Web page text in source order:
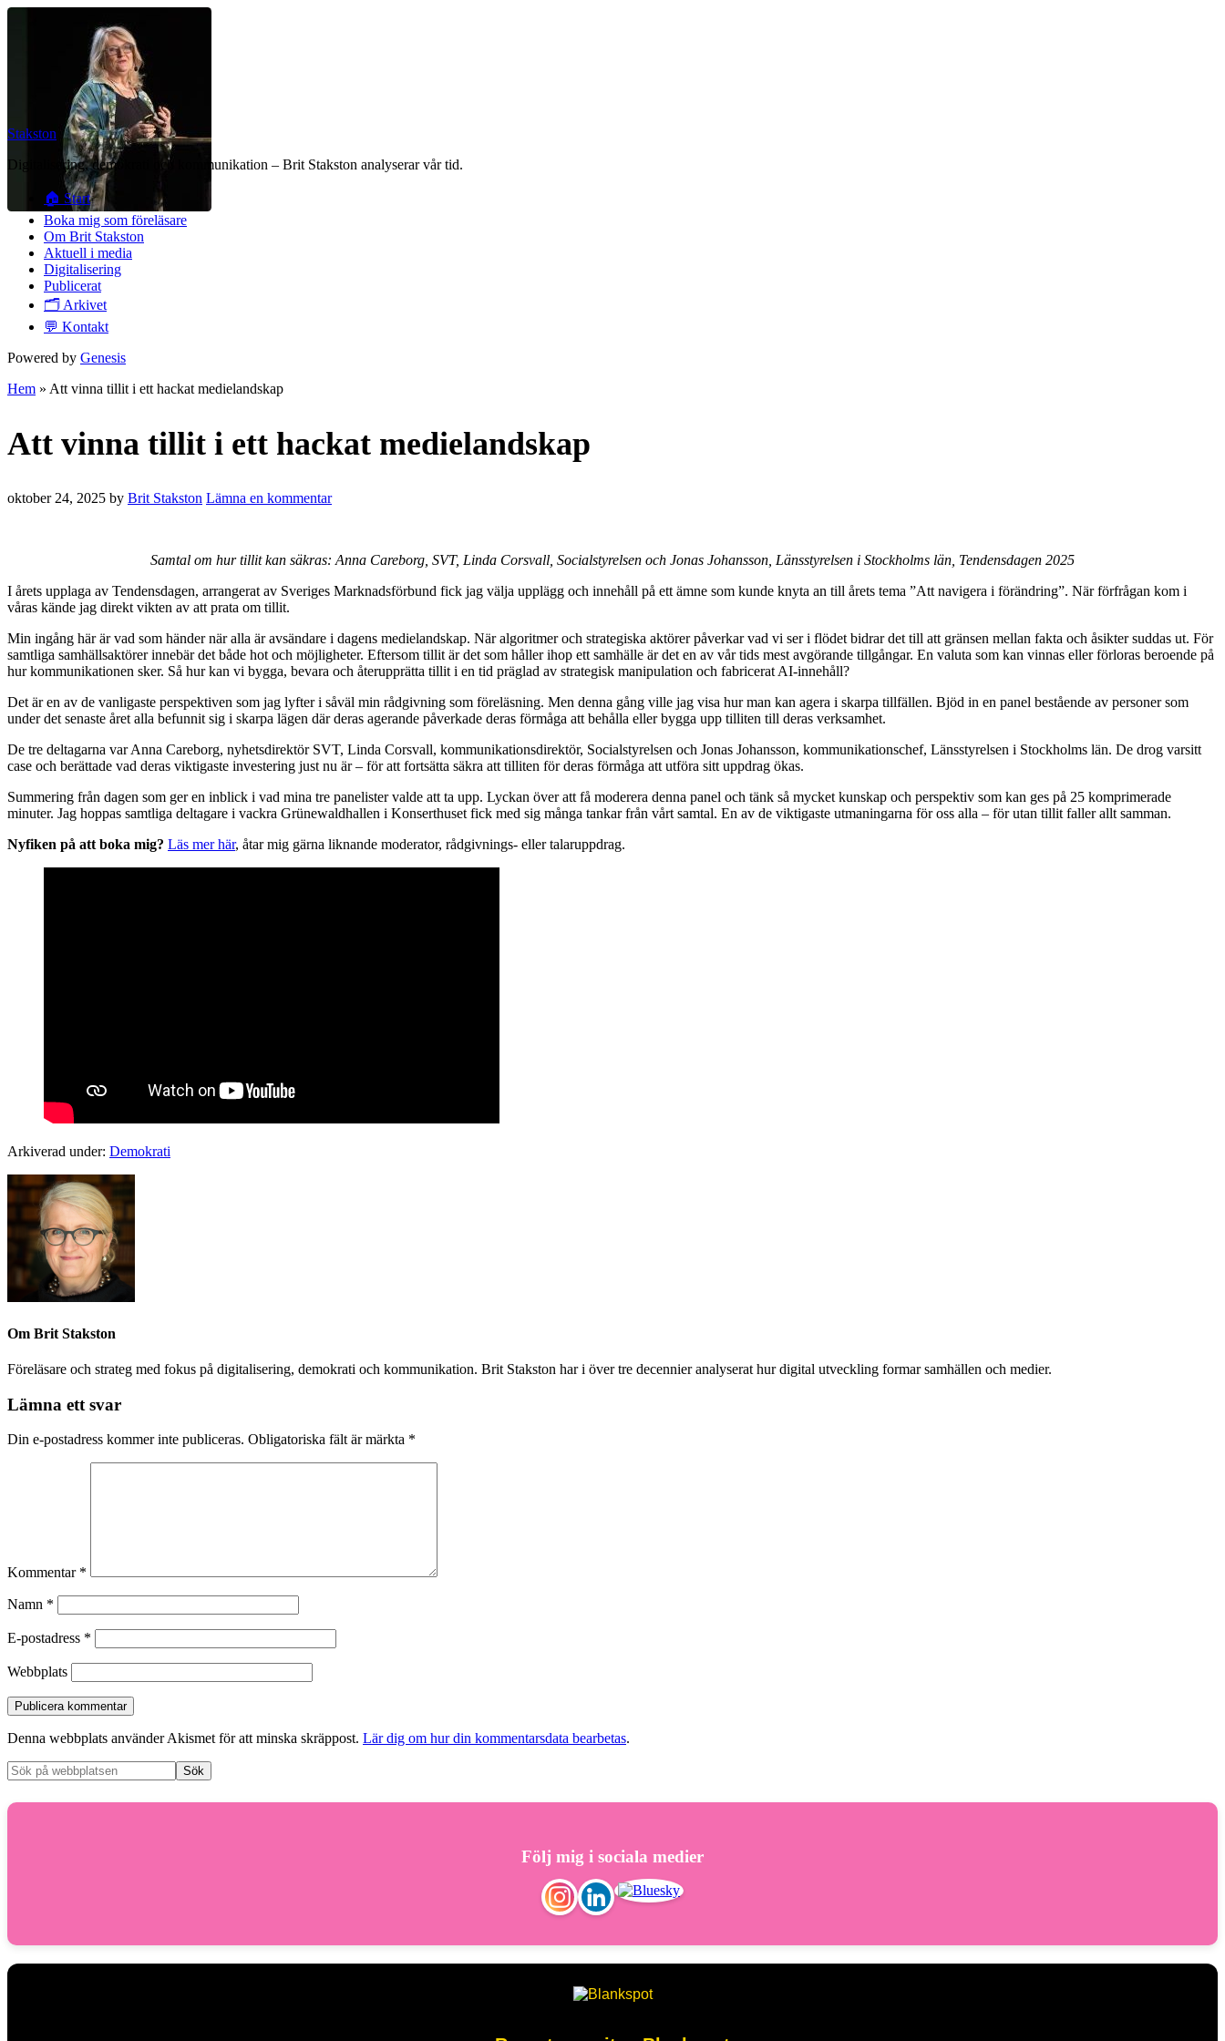
Stakston
Digitalisering, demokrati och kommunikation – Brit Stakston analyserar vår tid.
🏠 Start
Boka mig som föreläsare
Om Brit Stakston
Aktuell i media
Digitalisering
Publicerat
🗂️ Arkivet
💬 Kontakt
Powered by Genesis
Hem » Att vinna tillit i ett hackat medielandskap
Att vinna tillit i ett hackat medielandskap
oktober 24, 2025 by Brit Stakston Lämna en kommentar
Samtal om hur tillit kan säkras: Anna Careborg, SVT, Linda Corsvall, Socialstyrelsen och Jonas Johansson, Länsstyrelsen i Stockholms län, Tendensdagen 2025
I årets upplaga av Tendensdagen, arrangerat av Sveriges Marknadsförbund fick jag välja upplägg och innehåll på ett ämne som kunde knyta an till årets tema ”Att navigera i förändring”. När förfrågan kom i
våras kände jag direkt vikten av att prata om tillit.
Min ingång här är vad som händer när alla är avsändare i dagens medielandskap. När algoritmer och strategiska aktörer påverkar vad vi ser i flödet bidrar det till att gränsen mellan fakta och åsikter suddas ut. För
samtliga samhällsaktörer innebär det både hot och möjligheter. Eftersom tillit är det som håller ihop ett samhälle är det en av vår tids mest avgörande tillgångar. En valuta som kan vinnas eller förloras beroende på
hur kommunikationen sker. Så hur kan vi bygga, bevara och återupprätta tillit i en tid präglad av strategisk manipulation och fabricerat AI-innehåll?
Det är en av de vanligaste perspektiven som jag lyfter i såväl min rådgivning som föreläsning. Men denna gång ville jag visa hur man kan agera i skarpa tillfällen. Bjöd in en panel bestående av personer som
under det senaste året alla befunnit sig i skarpa lägen där deras agerande påverkade deras förmåga att behålla eller bygga upp tilliten till deras verksamhet.
De tre deltagarna var Anna Careborg, nyhetsdirektör SVT, Linda Corsvall, kommunikationsdirektör, Socialstyrelsen och Jonas Johansson, kommunikationschef, Länsstyrelsen i Stockholms län. De drog varsitt
case och berättade vad deras viktigaste investering just nu är – för att fortsätta säkra att tilliten för deras förmåga att utföra sitt uppdrag ökas.
Summering från dagen som ger en inblick i vad mina tre panelister valde att ta upp. Lyckan över att få moderera denna panel och tänk så mycket kunskap och perspektiv som kan ges på 25 komprimerade
minuter. Jag hoppas samtliga deltagare i vackra Grünewaldhallen i Konserthuset fick med sig många tankar från vårt samtal. En av de viktigaste utmaningarna för oss alla – för utan tillit faller allt samman.
Nyfiken på att boka mig? Läs mer här, åtar mig gärna liknande moderator, rådgivnings- eller talaruppdrag.
Arkiverad under: Demokrati
Om Brit Stakston
Föreläsare och strateg med fokus på digitalisering, demokrati och kommunikation. Brit Stakston har i över tre decennier analyserat hur digital utveckling formar samhällen och medier.
Lämna ett svar
Din e-postadress kommer inte publiceras. Obligatoriska fält är märkta *
Kommentar *
Namn *
E-postadress *
Webbplats
Denna webbplats använder Akismet för att minska skräppost. Lär dig om hur din kommentarsdata bearbetas.
Följ mig i sociala medier